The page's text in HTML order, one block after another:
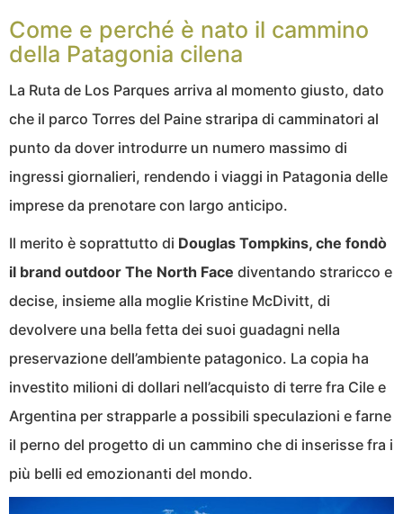
Come e perché è nato il cammino
della Patagonia cilena
La Ruta de Los Parques arriva al momento giusto, dato
che il parco Torres del Paine straripa di camminatori al
punto da dover introdurre un numero massimo di
ingressi giornalieri, rendendo i viaggi in Patagonia delle
imprese da prenotare con largo anticipo.
Il merito è soprattutto di Douglas Tompkins, che fondò
il brand outdoor The North Face diventando straricco e
decise, insieme alla moglie Kristine McDivitt, di
devolvere una bella fetta dei suoi guadagni nella
preservazione dell’ambiente patagonico. La copia ha
investito milioni di dollari nell’acquisto di terre fra Cile e
Argentina per strapparle a possibili speculazioni e farne
il perno del progetto di un cammino che di inserisse fra i
più belli ed emozionanti del mondo.